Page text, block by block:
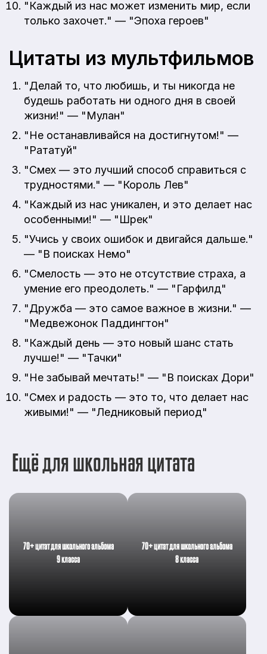
"Каждый из нас может изменить мир, если
только захочет." — "Эпоха героев"
Цитаты из мультфильмов
"Делай то, что любишь, и ты никогда не
будешь работать ни одного дня в своей
жизни!" — "Мулан"
"Не останавливайся на достигнутом!" —
"Рататуй"
"Смех — это лучший способ справиться с
трудностями." — "Король Лев"
"Каждый из нас уникален, и это делает нас
особенными!" — "Шрек"
"Учись у своих ошибок и двигайся дальше."
— "В поисках Немо"
"Смелость — это не отсутствие страха, а
умение его преодолеть." — "Гарфилд"
"Дружба — это самое важное в жизни." —
"Медвежонок Паддингтон"
"Каждый день — это новый шанс стать
лучше!" — "Тачки"
"Не забывай мечтать!" — "В поисках Дори"
"Смех и радость — это то, что делает нас
живыми!" — "Ледниковый период"
Ещё для школьная цитата
70+ цитат для школьного альбома
9 класса
70+ цитат для школьного альбома
8 класса